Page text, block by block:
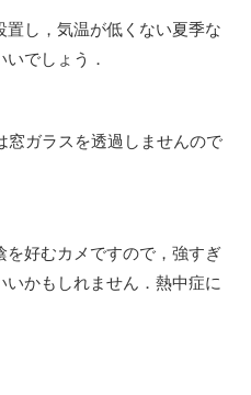
し，気温が低くない夏季な
でしょう．
窓ガラスを透過しませんので
好むカメですので，強すぎ
かもしれません．熱中症に